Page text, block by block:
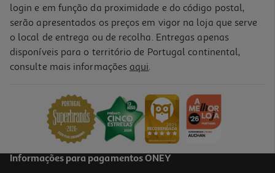
login e em função da proximidade e do código postal,
serão apresentados os preços em vigor na loja que serve
o local de entrega ou de recolha. Entregas apenas
disponíveis para o território de Portugal continental,
consulte mais informações aqui.
Informações para pagamentos ONEY